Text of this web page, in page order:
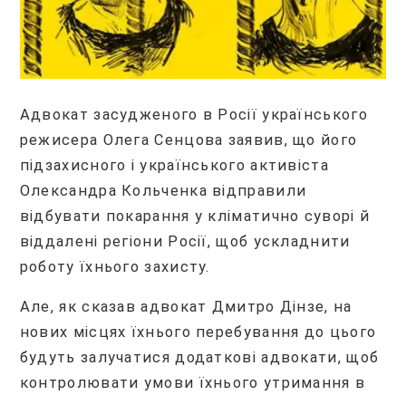
Адвокат засудженого в Росії українського
режисера Олега Сенцова заявив, що його
підзахисного і українського активіста
Олександра Кольченка відправили
відбувати покарання у кліматично суворі й
віддалені регіони Росії, щоб ускладнити
роботу їхнього захисту.
Але, як сказав адвокат Дмитро Дінзе, на
нових місцях їхнього перебування до цього
будуть залучатися додаткові адвокати, щоб
контролювати умови їхнього утримання в